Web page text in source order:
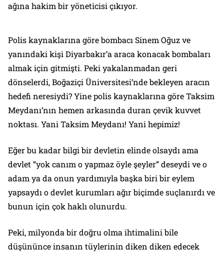
ağına hakim bir yöneticisi çıkıyor.
Polis kaynaklarına göre bombacı Sinem Oğuz ve
yanındaki kişi Diyarbakır’a araca konacak bombaları
almak için gitmişti. Peki yakalanmadan geri
dönselerdi, Boğaziçi Üniversitesi’nde bekleyen aracın
hedefi neresiydi? Yine polis kaynaklarına göre Taksim
Meydanı’nın hemen arkasında duran çevik kuvvet
noktası. Yani Taksim Meydanı! Yani hepimiz!
Eğer bu kadar bilgi bir devletin elinde olsaydı ama
devlet “yok canım o yapmaz öyle şeyler” deseydi ve o
adam ya da onun yardımıyla başka biri bir eylem
yapsaydı o devlet kurumları ağır biçimde suçlanırdı ve
bunun için çok haklı olunurdu.
Peki, milyonda bir doğru olma ihtimalini bile
düşününce insanın tüylerinin diken diken edecek